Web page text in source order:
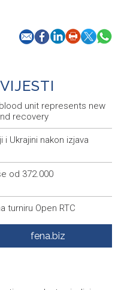
unit represents new
recovery
i Ukrajini nakon izjava
od 372.000
turniru Open RTC
za besplatno edukativno
crveni tepih uoči
fena.biz